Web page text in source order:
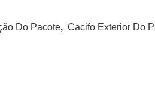
Do Pacote, Cacifo Exterior Do